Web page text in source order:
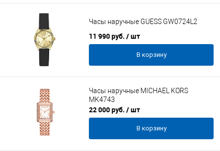
Часы наручные GUESS GW0724L2
11 990 руб. / шт
В корзину
Часы наручные MICHAEL KORS
MK4743
22 000 руб. / шт
В корзину